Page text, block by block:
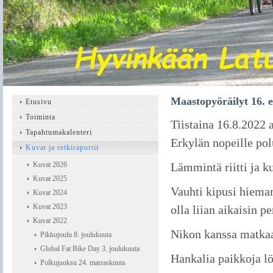
Maastopyöräilyt 16.
Tiistaina 16.8.2022
Erkylän nopeille
Lämmintä riitti ja
Vauhti kipusi
olla liian aikaisin
Nikon kanssa
Hankalia paikkoja
Etusivu
Toiminta
Tapahtumakalenteri
Kuvat ja retkiraportit
Kuvat 2026
Kuvat 2025
Kuvat 2024
Kuvat 2023
Kuvat 2022
Pikkujoulu 8. joulukuuta
Global Fat Bike Day 3. joulukuuta
Polkujuoksu 24. marraskuuta